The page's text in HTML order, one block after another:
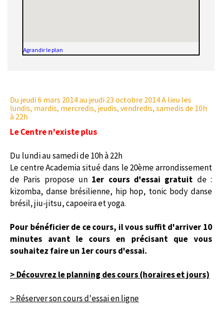
Agrandir le plan
Du jeudi 6 mars 2014au jeudi 23 octobre 2014 A lieu les
lundis, mardis, mercredis, jeudis, vendredis, samedis de 10h
à 22h
Le Centre n'existe plus
Du lundi au samedi de 10h à 22h
Le centre Academia situé dans le 20ème arrondissement
de Paris propose un 1er cours d'essai gratuit de :
kizomba, danse brésilienne, hip hop, tonic body danse
brésil, jiu-jitsu, capoeira et yoga.
Pour bénéficier de ce cours, il vous suffit d'arriver 10
minutes avant le cours en précisant que vous
souhaitez faire un 1er cours d'essai.
> Découvrez le planning des cours (horaires et jours)
> Réserver son cours d'essai en ligne